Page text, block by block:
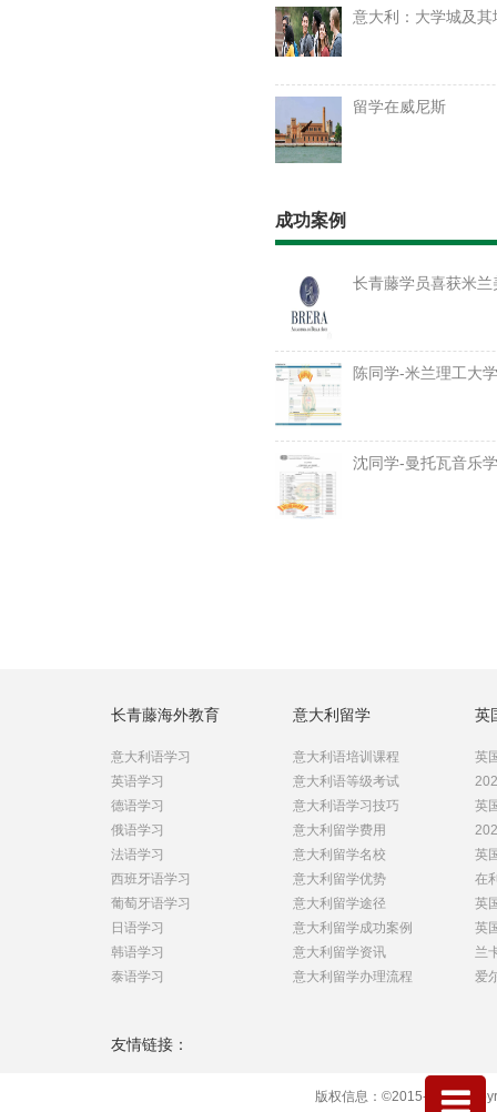
意大利：大学城及其
留学在威尼斯
成功案例
长青藤学员喜获米兰
陈同学-米兰理工大学
沈同学-曼托瓦音乐
长青藤海外教育
意大利语学习
英语学习
德语学习
俄语学习
法语学习
西班牙语学习
葡萄牙语学习
日语学习
韩语学习
泰语学习
意大利留学
意大利语培训课程
意大利语等级考试
意大利语学习技巧
意大利留学费用
意大利留学名校
意大利留学优势
意大利留学途径
意大利留学成功案例
意大利留学资讯
意大利留学办理流程
英
英
英
英
在
英
英
兰
爱
友情链接：
版权信息：©2015-2020